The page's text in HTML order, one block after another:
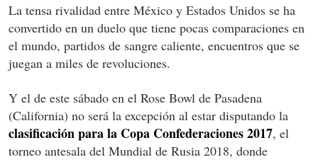
La tensa rivalidad entre México y Estados Unidos se ha
convertido en un duelo que tiene pocas comparaciones en
el mundo, partidos de sangre caliente, encuentros que se
juegan a miles de revoluciones.
Y el de este sábado en el Rose Bowl de Pasadena
(California) no será la excepción al estar disputando la
clasificación para la Copa Confederaciones 2017, el
torneo antesala del Mundial de Rusia 2018, donde